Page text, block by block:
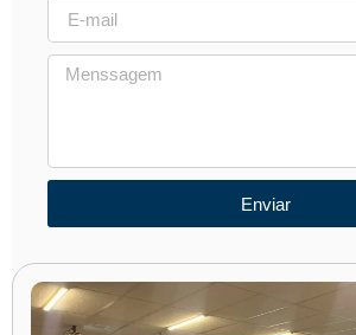
Enviar